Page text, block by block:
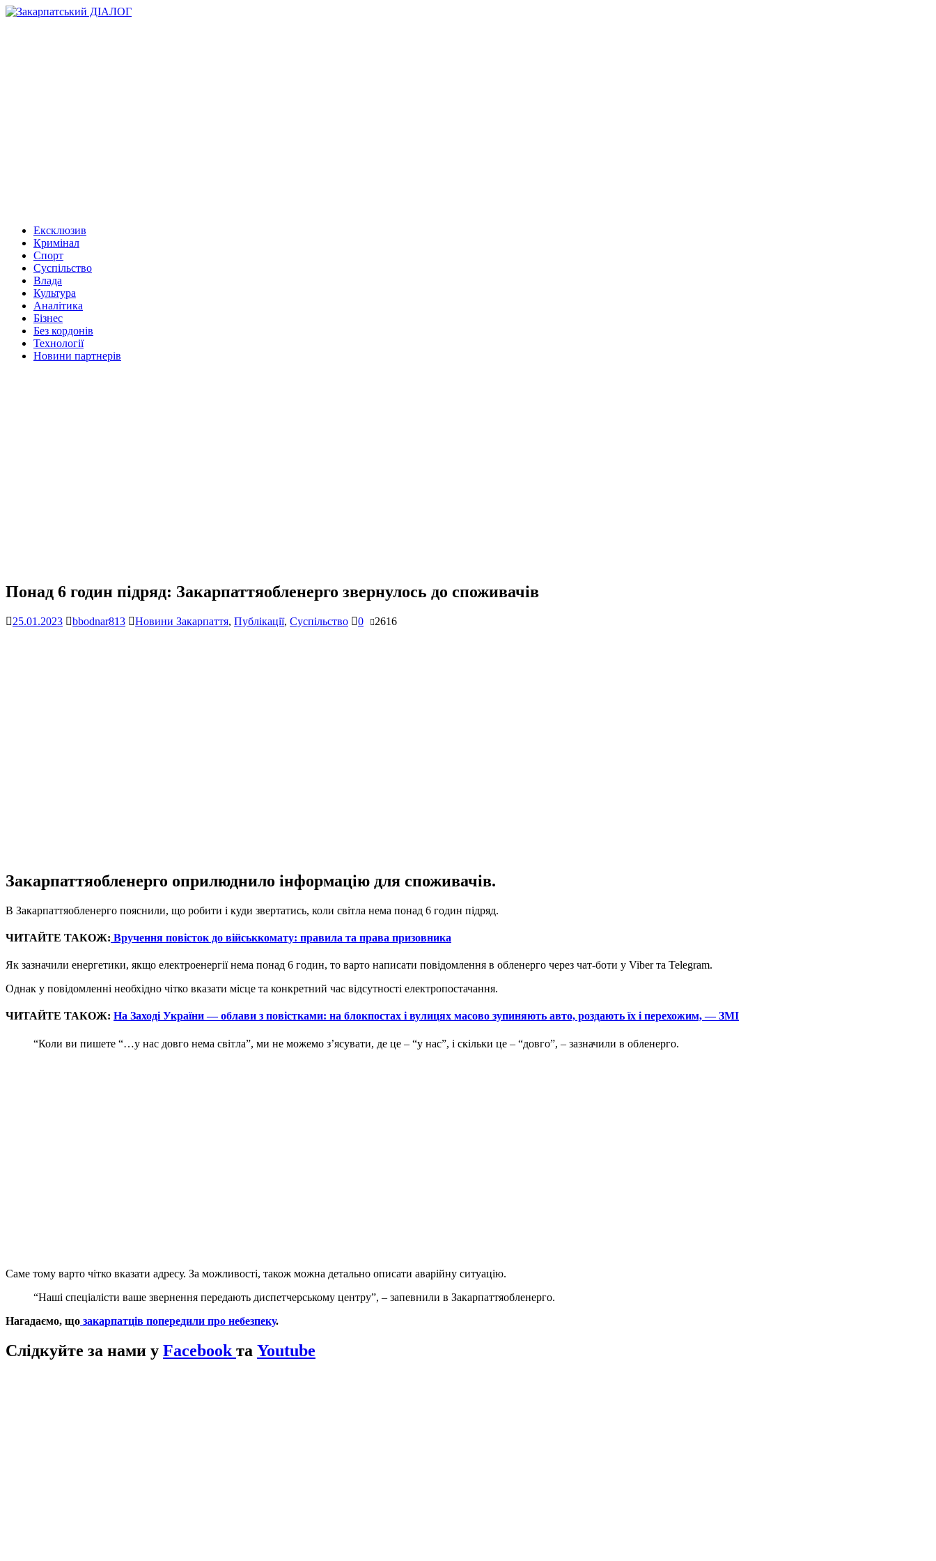
Ексклюзив
Кримінал
Спорт
Суспільство
Влада
Культура
Аналітика
Бізнес
Без кордонів
Технології
Новини партнерів
Понад 6 годин підряд: Закарпаттяобленерго звернулось до споживачів
25.01.2023 bbodnar813 Новини Закарпаття, Публікації, Суспільство 0 2616
Закарпаттяобленерго оприлюднило інформацію для споживачів.
В Закарпаттяобленерго пояснили, що робити і куди звертатись, коли світла нема понад 6 годин підряд.
ЧИТАЙТЕ ТАКОЖ: Вручення повісток до військкомату: правила та права призовника
Як зазначили енергетики, якщо електроенергії нема понад 6 годин, то варто написати повідомлення в обленерго через чат-боти у Viber та Telegram.
Однак у повідомленні необхідно чітко вказати місце та конкретний час відсутності електропостачання.
ЧИТАЙТЕ ТАКОЖ: На Заході України — облави з повістками: на блокпостах і вулицях масово зупиняють авто, роздають їх і перехожим, — ЗМІ
“Коли ви пишете “…у нас довго нема світла”, ми не можемо з’ясувати, де це – “у нас”, і скільки це – “довго”, – зазначили в обленерго.
Саме тому варто чітко вказати адресу. За можливості, також можна детально описати аварійну ситуацію.
“Наші спеціалісти ваше звернення передають диспетчерському центру”, – запевнили в Закарпаттяобленерго.
Нагадаємо, що закарпатців попередили про небезпеку.
Слідкуйте за нами у Facebook та Youtube